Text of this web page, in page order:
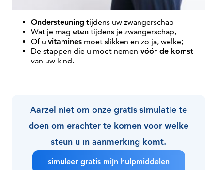
Ondersteuning tijdens uw zwangerschap
Wat je mag eten tijdens je zwangerschap;
Of u vitamines moet slikken en zo ja, welke;
De stappen die u moet nemen vóór de komst
van uw kind.
Aarzel niet om onze gratis simulatie te
doen om erachter te komen voor welke
steun u in aanmerking komt.
simuleer gratis mijn hulpmiddelen